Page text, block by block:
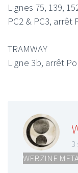
Lignes 75, 139,
PC2 & PC3,
TRAMWAY
Ligne 3b, arrêt
3
WEBZINE